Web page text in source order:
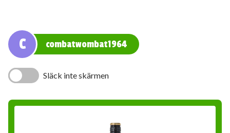
C combatwombat1964
Släck inte skärmen